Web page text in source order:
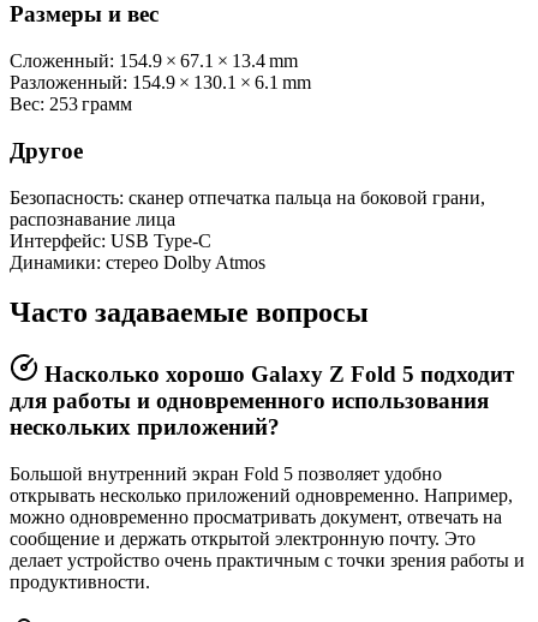
Размеры и вес
Сложенный: 154.9 × 67.1 × 13.4 mm
Разложенный: 154.9 × 130.1 × 6.1 mm
Вес: 253 грамм
Другое
Безопасность: сканер отпечатка пальца на боковой грани,
распознавание лица
Интерфейс: USB Type‑C
Динамики: стерео Dolby Atmos
Часто задаваемые вопросы
Насколько хорошо Galaxy Z Fold 5 подходит
для работы и одновременного использования
нескольких приложений?
Большой внутренний экран Fold 5 позволяет удобно
открывать несколько приложений одновременно. Например,
можно одновременно просматривать документ, отвечать на
сообщение и держать открытой электронную почту. Это
делает устройство очень практичным с точки зрения работы и
продуктивности.